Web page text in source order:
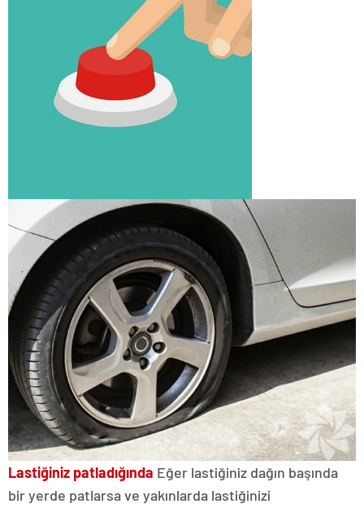
Lastiğiniz patladığında Eğer lastiğiniz dağın başında
bir yerde patlarsa ve yakınlarda lastiğinizi